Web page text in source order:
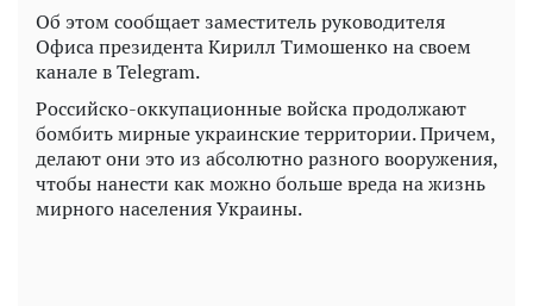
Об этом сообщает заместитель руководителя
Офиса президента Кирилл Тимошенко на своем
канале в Telegram.
Российско-оккупационные войска продолжают
бомбить мирные украинские территории. Причем,
делают они это из абсолютно разного вооружения,
чтобы нанести как можно больше вреда на жизнь
мирного населения Украины.